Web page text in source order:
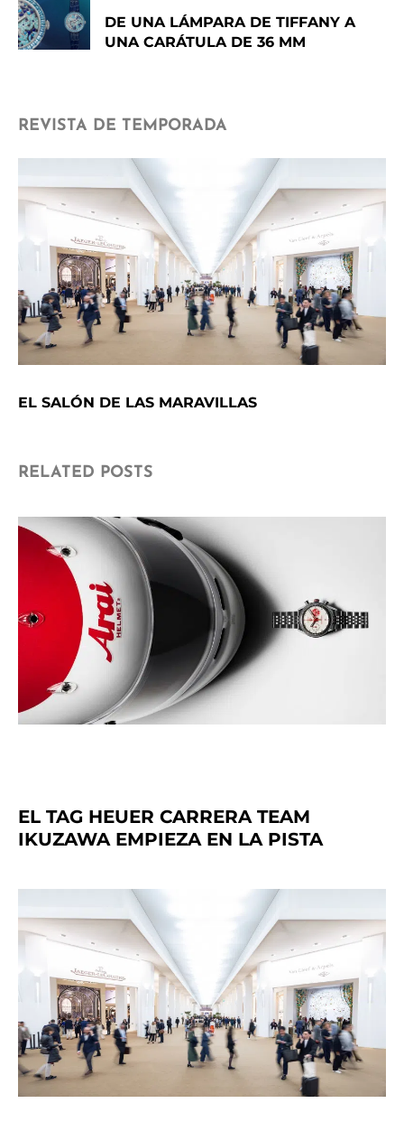
DE UNA LÁMPARA DE TIFFANY A
UNA CARÁTULA DE 36 MM
REVISTA DE TEMPORADA
EL SALÓN DE LAS MARAVILLAS
RELATED POSTS
EL TAG HEUER CARRERA TEAM
IKUZAWA EMPIEZA EN LA PISTA